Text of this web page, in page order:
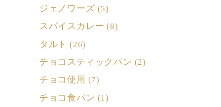
ジェノワーズ (5)
スパイスカレー (8)
タルト (26)
チョコスティックパン (2)
チョコ使用 (7)
チョコ食パン (1)